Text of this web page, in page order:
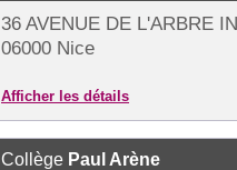
36 AVENUE DE L'ARBRE
06000 Nice
Afficher les détails
Collège Paul Arène